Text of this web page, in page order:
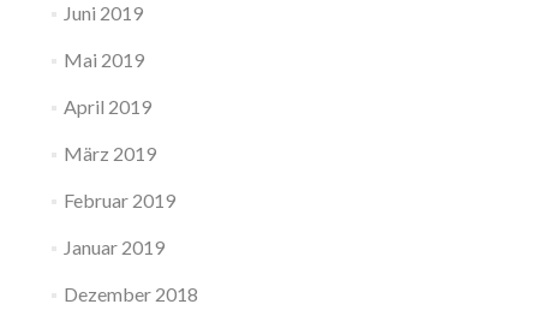
Juni 2019
Mai 2019
April 2019
März 2019
Februar 2019
Januar 2019
Dezember 2018